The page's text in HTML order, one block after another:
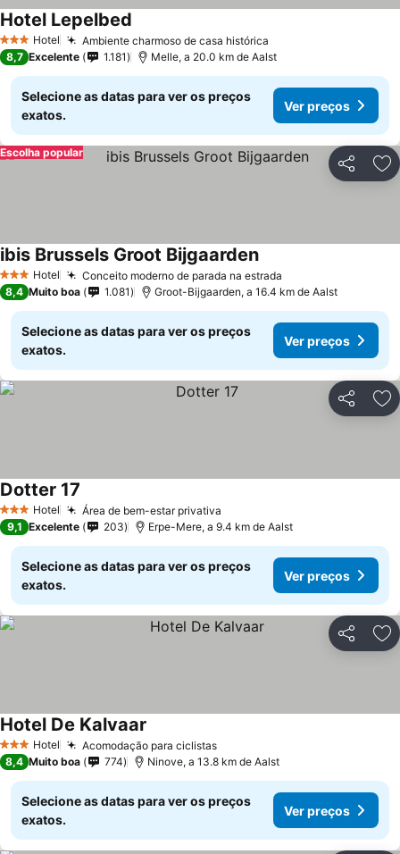
3 EstrelasHotel Ambiente charmoso de casa histórica
Hotel Lepelbed
8,7 Excelente 1.181 Melle, a 20.0 km de Aalst
Selecione as datas para ver os preços
exatos.
Ver preços
Partilhar
Escolha popular
3 EstrelasHotel Conceito moderno de parada na estrada
ibis Brussels Groot BijgaardenVer preços
8,4 Muito boa 1.081 Groot-Bijgaarden, a 16.4 km de Aalst
Selecione as datas para ver os preços
exatos.
Ver preços
Partilhar
3 EstrelasHotel Área de bem-estar privativa
Dotter 17 Ver preços
9,1 Excelente 203 Erpe-Mere, a 9.4 km de Aalst
Selecione as datas para ver os preços
exatos.
Ver preços
Partilhar
3 EstrelasHotel Acomodação para ciclistasVer preços
Hotel De Kalvaar
8,4 Muito boa 774 Ninove, a 13.8 km de Aalst
Selecione as datas para ver os preços
exatos.
Ver preços